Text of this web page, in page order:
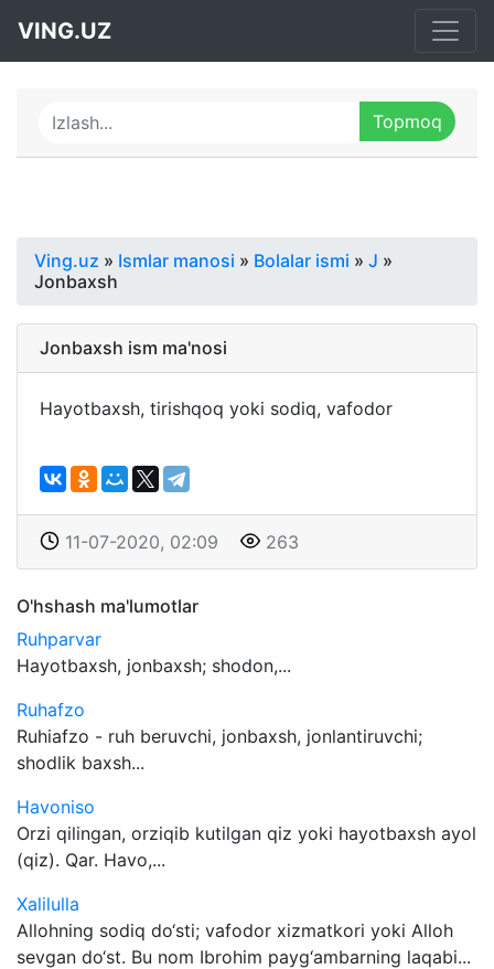
VING.UZ
Ving.uz » Ismlar manosi » Bolalar ismi » J »
Jonbaxsh
Jonbaxsh ism ma'nosi
Hayotbaxsh, tirishqoq yoki sodiq, vafodor
11-07-2020, 02:09 263
O'hshash ma'lumotlar
Ruhparvar
Hayotbaxsh, jonbaxsh; shodon,...
Ruhafzo
Ruhiafzo - ruh beruvchi, jonbaxsh, jonlantiruvchi;
shodlik baxsh...
Havoniso
Orzi qilingan, orziqib kutilgan qiz yoki hayotbaxsh ayol
(qiz). Qar. Havo,...
Xalilulla
Allohning sodiq do‘sti; vafodor xizmatkori yoki Alloh
sevgan do‘st. Bu nom Ibrohim payg‘ambarning laqabi...